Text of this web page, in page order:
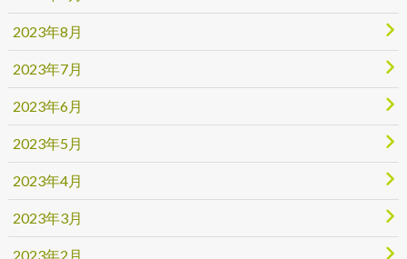
2023年8月
2023年7月
2023年6月
2023年5月
2023年4月
2023年3月
2023年2月